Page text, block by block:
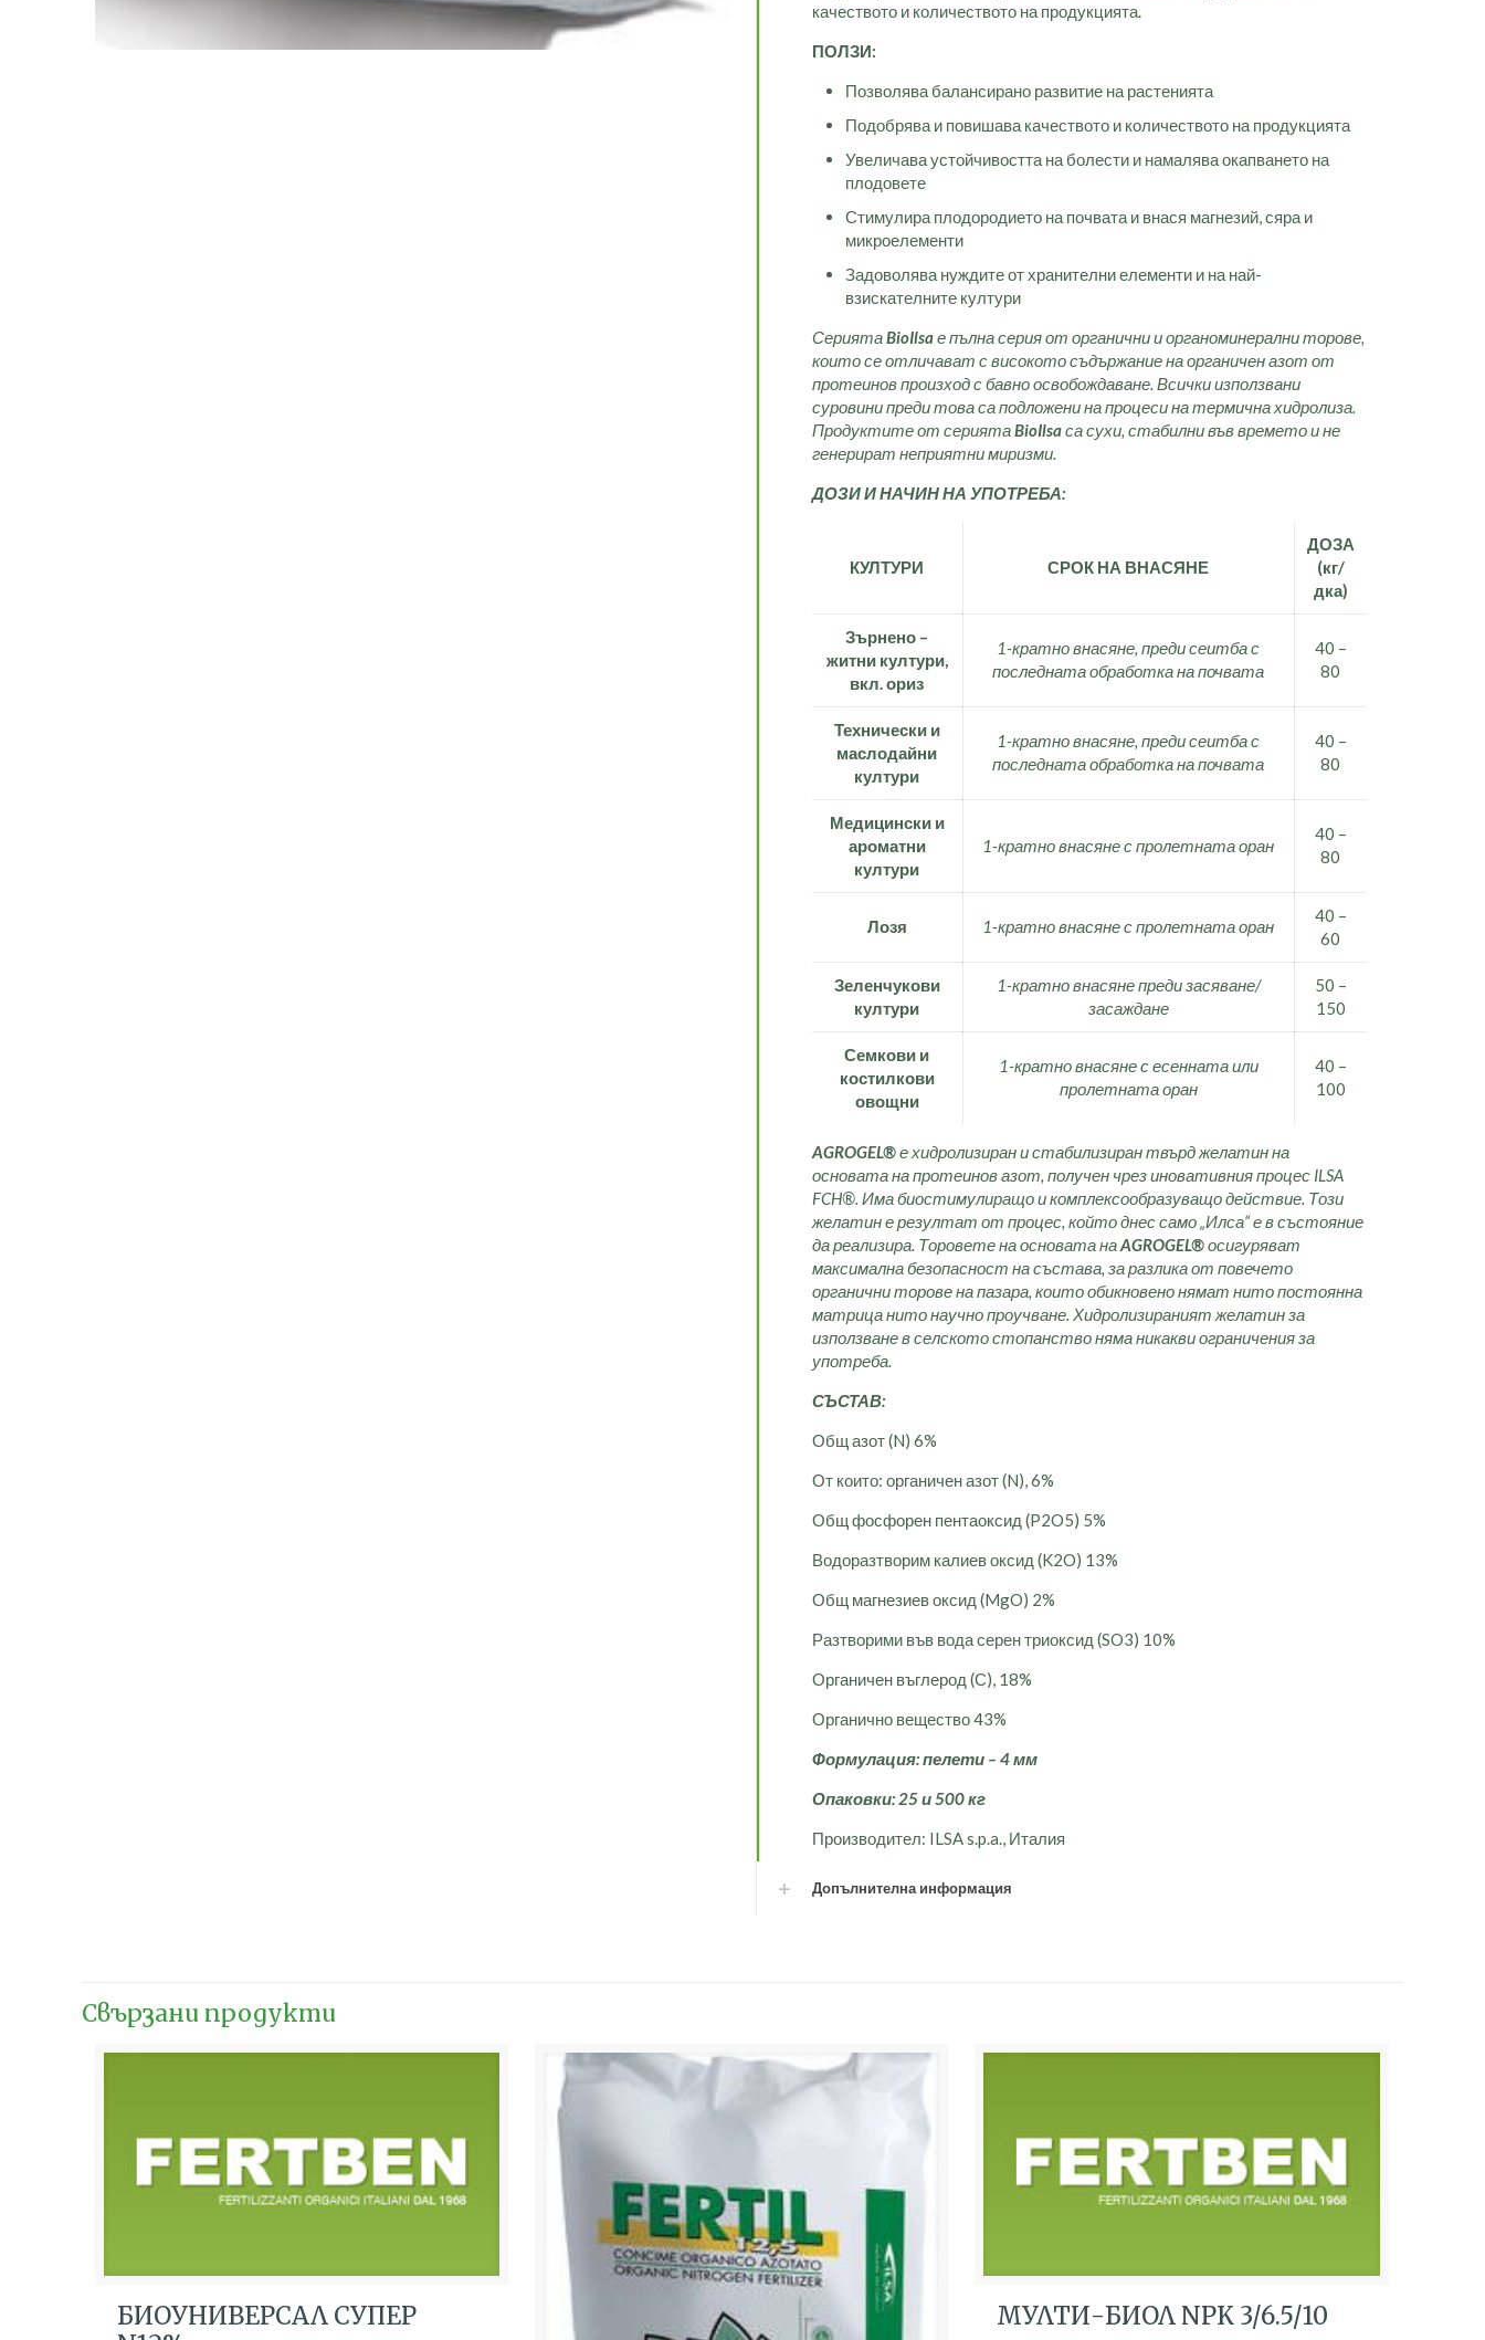
качеството и количеството на продукцията.
ПОЛЗИ:
Позволява балансирано развитие на растенията
Подобрява и повишава качеството и количеството на продукцията
Увеличава устойчивостта на болести и намалява окапването на
плодовете
Стимулира плодородието на почвата и внася магнезий, сяра и
микроелементи
Задоволява нуждите от хранителни елементи и на най-
взискателните култури
СериятаBioIlsaе пълна серия от органични и органоминерални торове,
които се отличават с високото съдържание на органичен азот от
протеинов произход с бавно освобождаване. Всички използвани
суровини преди това са подложени на процеси на термична хидролиза.
Продуктите от сериятаBioIlsaса сухи, стабилни във времето и не
генерират неприятни миризми.
ДОЗИ И НАЧИН НА УПОТРЕБА:
КУЛТУРИ СРОК НА ВНАСЯНЕ
ДОЗА
(кг/
дка)
Зърнено –
житни култури,
вкл. ориз
1-кратно внасяне, преди сеитба с
последната обработка на почвата
40 –
80
Технически и
маслодайни
култури
1-кратно внасяне, преди сеитба с
последната обработка на почвата
40 –
80
Медицински и
ароматни
култури
1-кратно внасяне с пролетната оран
40 –
80
Лозя 1-кратно внасяне с пролетната оран
40 –
60
Зеленчукови
култури
1-кратно внасяне преди засяване/
засаждане
50 –
150
Семкови и
костилкови
овощни
1-кратно внасяне с есенната или
пролетната оран
40 –
100
AGROGEL®е хидролизиран и стабилизиран твърд желатин на
основата на протеинов азот, получен чрез иновативния процес ILSA
FCH®. Има биостимулиращо и комплексообразуващо действие. Този
желатин е резултат от процес, който днес само „Илса“ е в състояние
да реализира. Торовете на основата наAGROGEL®осигуряват
максимална безопасност на състава, за разлика от повечето
органични торове на пазара, които обикновено нямат нито постоянна
матрица нито научно проучване. Хидролизираният желатин за
използване в селското стопанство няма никакви ограничения за
употреба.
СЪСТАВ:
Общ азот (N) 6%
От които: органичен азот (N), 6%
Общ фосфорен пентаоксид (P2O5) 5%
Водоразтворим калиев оксид (K2O) 13%
Общ магнезиев оксид (MgO) 2%
Разтворими във вода серен триоксид (SO3) 10%
Органичен въглерод (С), 18%
Органично вещество 43%
Формулация: пелети – 4 мм
Опаковки: 25 и 500 кг
Производител: ILSA s.p.a., Италия
Допълнителна информация
Свързани продукти
БИОУНИВЕРСАЛ СУПЕР
МУЛТИ-БИОЛ NPK 3/6.5/10